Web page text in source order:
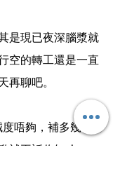
是現已夜深腦漿就
空的轉工還是一直
再聊吧。
唔夠，補多幾個月
補再話你知哈。